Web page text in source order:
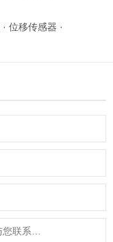
· 位移传感器 ·